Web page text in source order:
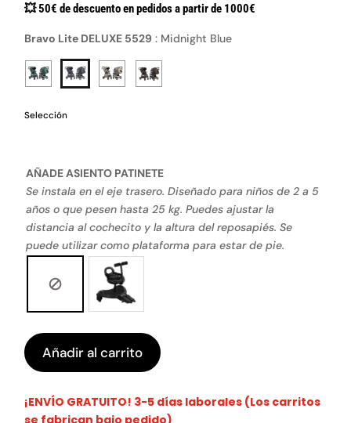
💥 50€ de descuento en pedidos a partir de 1000€
Bravo Lite DELUXE 5529 : Midnight Blue
Selección
AÑADE ASIENTO PATINETE
Se instala en el eje trasero. Diseñado para niños de 2 a 5
años o que pesen hasta 25 kg. Puedes ajustar la
distancia al cochecito y la altura del reposapiés. Se
puede utilizar como plataforma para estar de pie.
Añadir al carrito
¡ENVÍO GRATUITO! 3-5 días laborales (Los carritos
se fabrican bajo pedido)